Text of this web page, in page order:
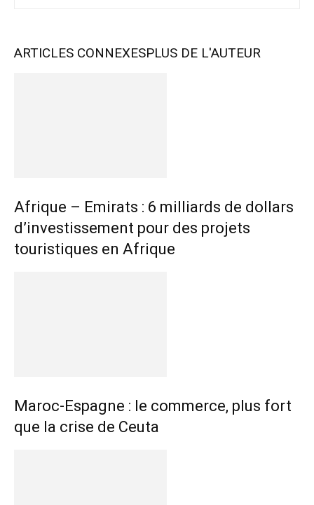
ARTICLES CONNEXESPLUS DE L'AUTEUR
Afrique – Emirats : 6 milliards de dollars
d’investissement pour des projets
touristiques en Afrique
Maroc-Espagne : le commerce, plus fort
que la crise de Ceuta